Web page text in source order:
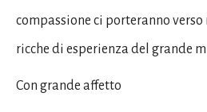
compassione ci porteranno
ricche di esperienza del grande
Con grande affetto